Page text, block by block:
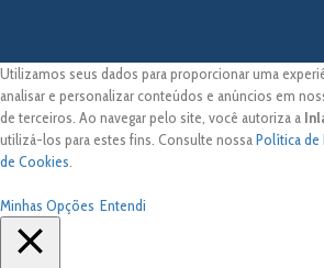
Utilizamos seus dados para proporcionar uma
analisar e personalizar conteúdos e anúncios em
de terceiros. Ao navegar pelo site, você autoriza a
utilizá-los para estes fins. Consulte nossaPolítica de
de Cookies.
Minhas Opções Entendi